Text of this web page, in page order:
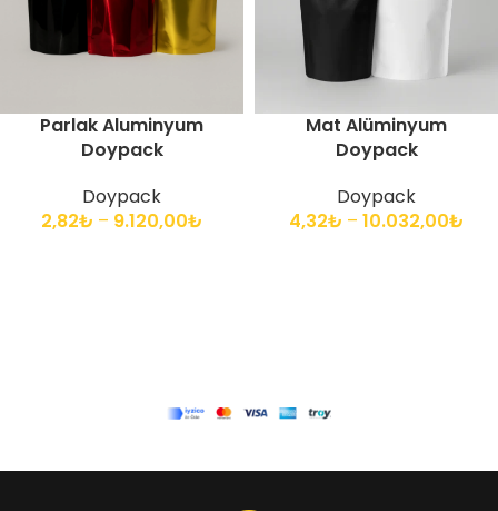
Parlak Aluminyum
Doypack
Doypack
2,82₺ – 9.120,00₺
Mat Alüminyum
Doypack
Doypack
4,32₺ – 10.032,00₺